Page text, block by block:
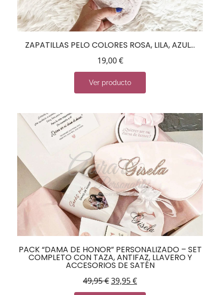
ZAPATILLAS PELO COLORES ROSA, LILA, AZUL…
19,00€
Ver producto
PACK “DAMA DE HONOR” PERSONALIZADO – SET
COMPLETO CON TAZA, ANTIFAZ, LLAVERO Y
ACCESORIOS DE SATÉN
49,95€39,95€